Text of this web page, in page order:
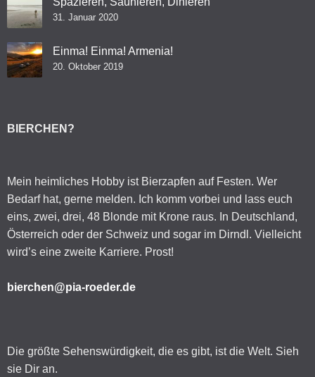
31. Januar 2020
Einma! Einma! Armenia!
20. Oktober 2019
BIERCHEN?
Mein heimliches Hobby ist Bierzapfen auf Festen. Wer
Bedarf hat, gerne melden. Ich komm vorbei und lass euch
eins, zwei, drei, 48 Blonde mit Krone raus. In Deutschland,
Österreich oder der Schweiz und sogar im Dirndl. Vielleicht
wird’s eine zweite Karriere. Prost!
bierchen@pia-roeder.de
Die größte Sehenswürdigkeit, die es gibt, ist die Welt. Sieh
sie Dir an.